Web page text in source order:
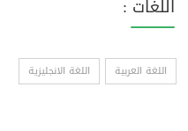
اللغات :
اللغة العربية اللغة الانجليزية